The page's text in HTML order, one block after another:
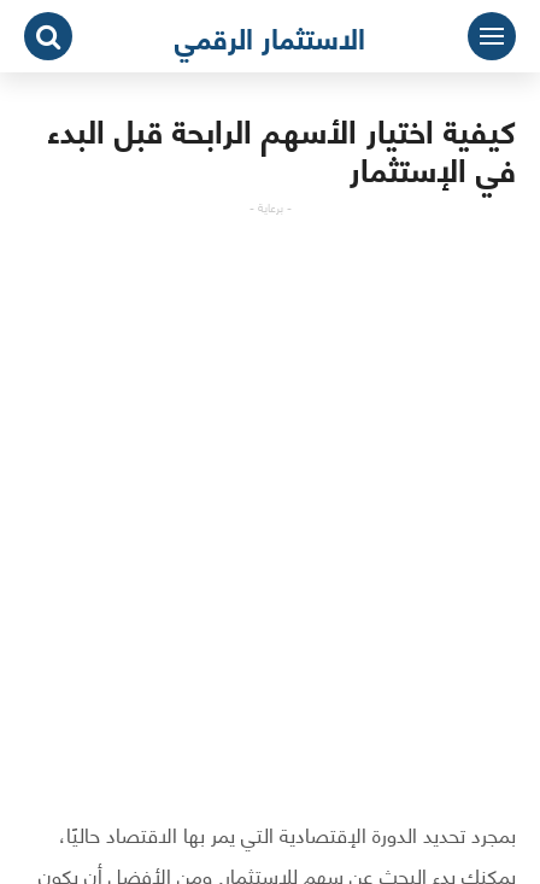
التجاوز
المحتوى
الاستثمار الرقمي
كيفية اختيار الأسهم الرابحة قبل البدء
في الإستثمار
- برعاية -
بمجرد تحديد الدورة الإقتصادية التي يمر بها الاقتصاد حاليًا،
يمكنك بدء البحث عن سهم للاستثمار. ومن الأفضل أن يكون